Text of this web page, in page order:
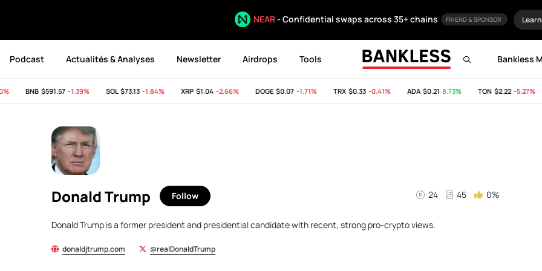
NEAR- Confidential swaps across 35+ chains FRIEND & SPONSOR
Podcast Actualités & Analyses Newsletter Airdrops Tools Bankless
BNB$591.57 -1.39% SOL$73.13 -1.84% XRP$1.04 -2.66% DOGE$0.07 -1.71% TRX$0.33 -0.41% ADA$0.21 8.73% TON$2.22 -5.27%
Donald Trump Follow 24 45 0%
Donald Trump is a former president and presidential candidate with recent, strong pro-crypto views.
donaldjtrump.com @realDonaldTrump